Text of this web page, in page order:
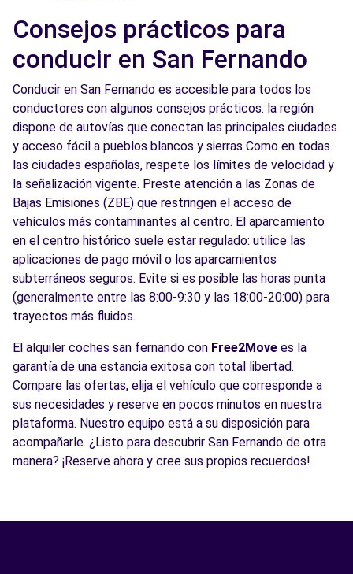
Consejos prácticos para
conducir en San Fernando
Conducir en San Fernando es accesible para todos los
conductores con algunos consejos prácticos. la región
dispone de autovías que conectan las principales ciudades
y acceso fácil a pueblos blancos y sierras Como en todas
las ciudades españolas, respete los límites de velocidad y
la señalización vigente. Preste atención a las Zonas de
Bajas Emisiones (ZBE) que restringen el acceso de
vehículos más contaminantes al centro. El aparcamiento
en el centro histórico suele estar regulado: utilice las
aplicaciones de pago móvil o los aparcamientos
subterráneos seguros. Evite si es posible las horas punta
(generalmente entre las 8:00-9:30 y las 18:00-20:00) para
trayectos más fluidos.
El alquiler coches san fernando con Free2Move es la
garantía de una estancia exitosa con total libertad.
Compare las ofertas, elija el vehículo que corresponde a
sus necesidades y reserve en pocos minutos en nuestra
plataforma. Nuestro equipo está a su disposición para
acompañarle. ¿Listo para descubrir San Fernando de otra
manera? ¡Reserve ahora y cree sus propios recuerdos!